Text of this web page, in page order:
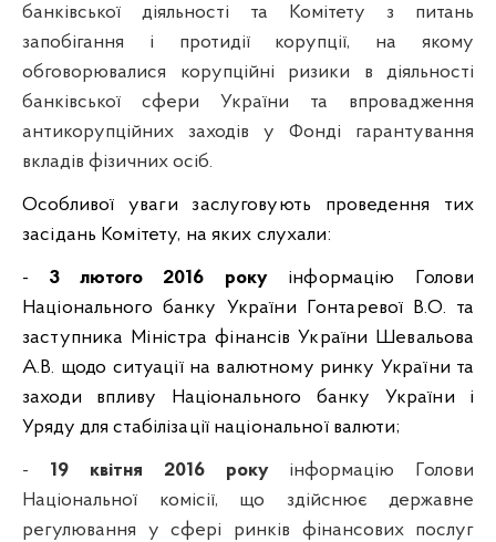
банківської діяльності та Комітету з питань
запобігання і протидії корупції, на якому
обговорювалися корупційні ризики в діяльності
банківської сфери України та впровадження
антикорупційних заходів у Фонді гарантування
вкладів фізичних осіб.
Особливої уваги заслуговують проведення тих
засідань Комітету, на яких слухали:
- 3 лютого 2016 року інформацію Голови
Національного банку України Гонтаревої В.О. та
заступника Міністра фінансів України Шевальова
А.В. щодо ситуації на валютному ринку України та
заходи впливу Національного банку України і
Уряду для стабілізації національної валюти;
- 19 квітня 2016 рокуінформацію Голови
Національної комісії, що здійснює державне
регулювання у сфері ринків фінансових послуг